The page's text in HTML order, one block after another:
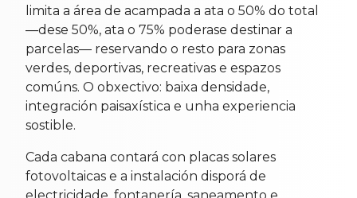
limita a área de acampada a ata o 50% do total
—dese 50%, ata o 75% poderase destinar a
parcelas— reservando o resto para zonas
verdes, deportivas, recreativas e espazos
comúns. O obxectivo: baixa densidade,
integración paisaxística e unha experiencia
sostible.
Cada cabana contará con placas solares
fotovoltaicas e a instalación disporá de